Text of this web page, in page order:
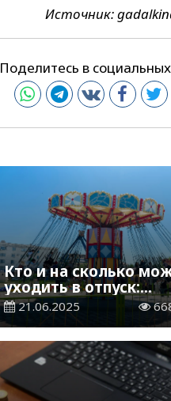
Источник:
Поделитесь в
Кто и на сколько
уходить в отпуск:
разъяснения
РК
21.06.2025